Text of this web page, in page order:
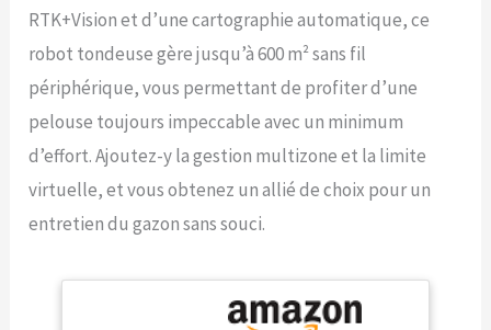
RTK+Vision et d’une cartographie automatique, ce
robot tondeuse gère jusqu’à 600 m² sans fil
périphérique, vous permettant de profiter d’une
pelouse toujours impeccable avec un minimum
d’effort. Ajoutez-y la gestion multizone et la limite
virtuelle, et vous obtenez un allié de choix pour un
entretien du gazon sans souci.